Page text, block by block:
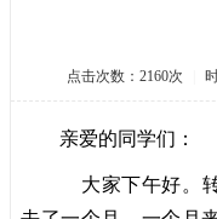
点击次数： 2160次
亲爱的同学们：
大家下午好。